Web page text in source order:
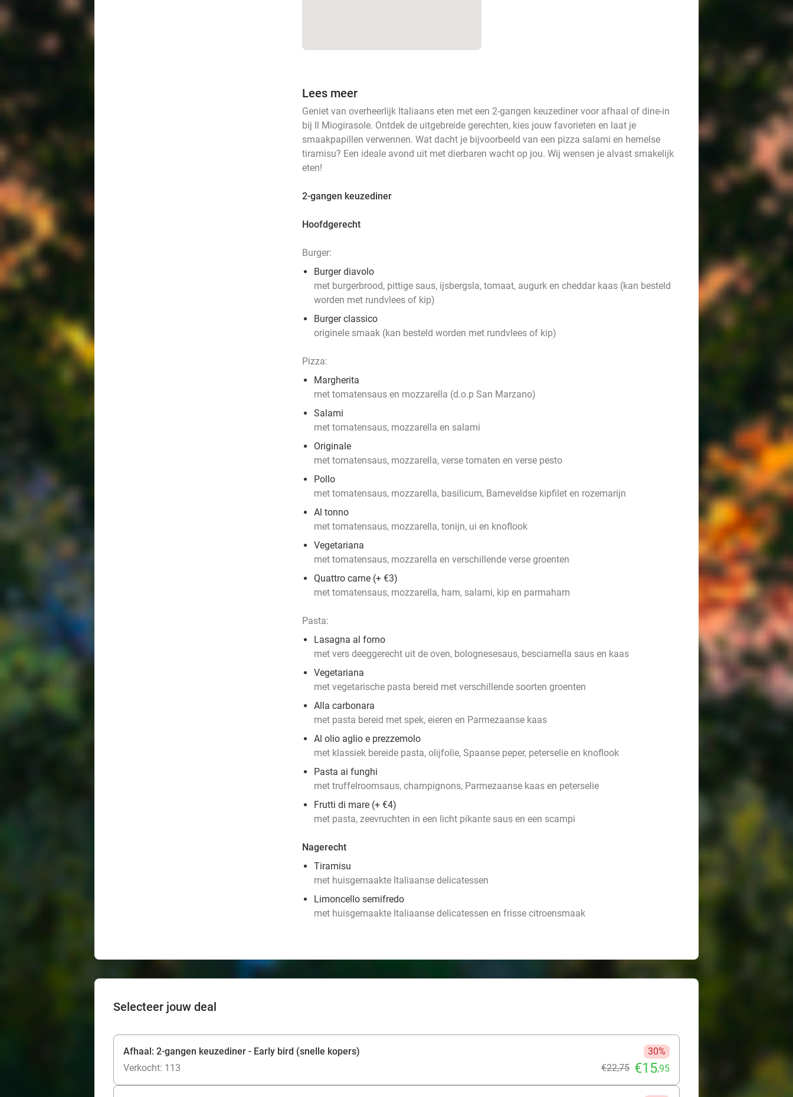
Lees meer
Geniet van overheerlijk Italiaans eten met een 2-gangen keuzediner voor afhaal of dine-in
bij Il Miogirasole. Ontdek de uitgebreide gerechten, kies jouw favorieten en laat je
smaakpapillen verwennen. Wat dacht je bijvoorbeeld van een pizza salami en hemelse
tiramisu? Een ideale avond uit met dierbaren wacht op jou. Wij wensen je alvast smakelijk
eten!
2-gangen keuzediner
Hoofdgerecht
Burger:
Burger diavolo
met burgerbrood, pittige saus, ijsbergsla, tomaat, augurk en cheddar kaas (kan besteld
worden met rundvlees of kip)
Burger classico
originele smaak (kan besteld worden met rundvlees of kip)
Pizza:
Margherita
met tomatensaus en mozzarella (d.o.p San Marzano)
Salami
met tomatensaus, mozzarella en salami
Originale
met tomatensaus, mozzarella, verse tomaten en verse pesto
Pollo
met tomatensaus, mozzarella, basilicum, Barneveldse kipfilet en rozemarijn
Al tonno
met tomatensaus, mozzarella, tonijn, ui en knoflook
Vegetariana
met tomatensaus, mozzarella en verschillende verse groenten
Quattro carne (+ €3)
met tomatensaus, mozzarella, ham, salami, kip en parmaham
Pasta:
Lasagna al forno
met vers deeggerecht uit de oven, bolognesesaus, besciamella saus en kaas
Vegetariana
met vegetarische pasta bereid met verschillende soorten groenten
Alla carbonara
met pasta bereid met spek, eieren en Parmezaanse kaas
Al olio aglio e prezzemolo
met klassiek bereide pasta, olijfolie, Spaanse peper, peterselie en knoflook
Pasta ai funghi
met truffelroomsaus, champignons, Parmezaanse kaas en peterselie
Frutti di mare (+ €4)
met pasta, zeevruchten in een licht pikante saus en een scampi
Nagerecht
Tiramisu
met huisgemaakte Italiaanse delicatessen
Limoncello semifredo
met huisgemaakte Italiaanse delicatessen en frisse citroensmaak
Selecteer jouw deal
Afhaal: 2-gangen keuzediner - Early bird (snelle kopers)
30%
Verkocht: 113
€22,75 €15,95